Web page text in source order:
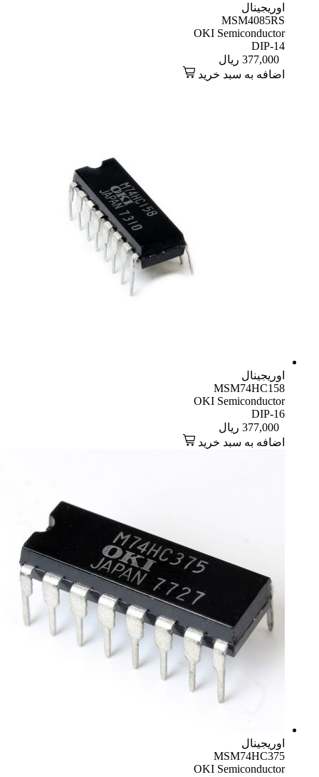
اوریجینال
MSM4085RS
OKI Semiconductor
DIP-14
377,000 ریال
اضافه به سبد خرید
اوریجینال
MSM74HC158
OKI Semiconductor
DIP-16
377,000 ریال
اضافه به سبد خرید
اوریجینال
MSM74HC375
OKI Semiconductor